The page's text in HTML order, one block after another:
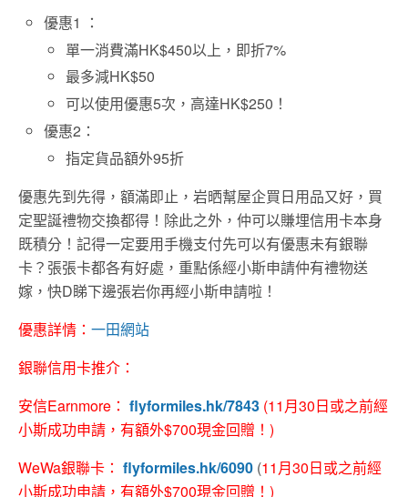
優惠1 ：
單一消費滿HK$450以上，即折7%
最多減HK$50
可以使用優惠5次，高達HK$250！
優惠2：
指定貨品額外95折
優惠先到先得，額滿即止，岩晒幫屋企買日用品又好，買
定聖誕禮物交換都得！除此之外，仲可以賺埋信用卡本身
既積分！記得一定要用手機支付先可以有優惠未有銀聯
卡？張張卡都各有好處，重點係經小斯申請仲有禮物送
嫁，快D睇下邊張岩你再經小斯申請啦！
優惠詳情： 一田網站
銀聯信用卡推介：
安信Earnmore： flyformiles.hk/7843 (11月30日或之前經
小斯成功申請，有額外$700現金回贈！)
WeWa銀聯卡： flyformiles.hk/6090 (11月30日或之前經
小斯成功申請，有額外$700現金回贈！)